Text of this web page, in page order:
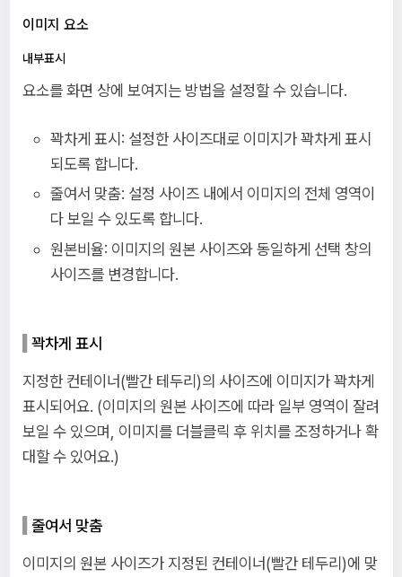
이미지 요소
내부표시
요소를 화면 상에 보여지는 방법을 설정할 수 있습니다.
꽉차게 표시: 설정한 사이즈대로 이미지가 꽉차게 표시
되도록 합니다.
줄여서 맞춤: 설정 사이즈 내에서 이미지의 전체 영역이
다 보일 수 있도록 합니다.
원본비율: 이미지의 원본 사이즈와 동일하게 선택 창의
사이즈를 변경합니다.
꽉차게 표시
지정한 컨테이너(빨간 테두리)의 사이즈에 이미지가 꽉차게
표시되어요. (이미지의 원본 사이즈에 따라 일부 영역이 잘려
보일 수 있으며, 이미지를 더블클릭 후 위치를 조정하거나 확
대할 수 있어요.)
줄여서 맞춤
이미지의 원본 사이즈가 지정된 컨테이너(빨간 테두리)에 맞